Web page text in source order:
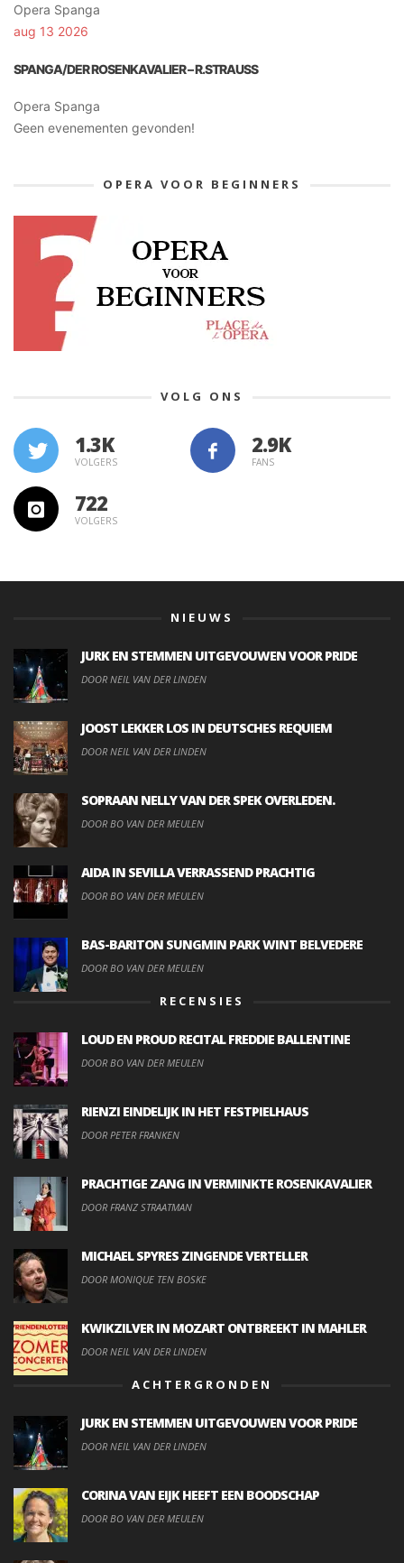
Opera Spanga
aug 13 2026
SPANGA/DER ROSENKAVALIER – R.STRAUSS
Opera Spanga
Geen evenementen gevonden!
OPERA VOOR BEGINNERS
VOLG ONS
1.3K
VOLGERS FANS
722
VOLGERS
NIEUWS
JURK EN STEMMEN UITGEVOUWEN VOOR PRIDE
DOOR NEIL VAN DER LINDEN
JOOST LEKKER LOS IN DEUTSCHES REQUIEM
DOOR NEIL VAN DER LINDEN
SOPRAAN NELLY VAN DER SPEK OVERLEDEN.
DOOR BO VAN DER MEULEN
AIDA IN SEVILLA VERRASSEND PRACHTIG
DOOR BO VAN DER MEULEN
BAS-BARITON SUNGMIN PARK WINT BELVEDERE
DOOR BO VAN DER MEULEN
RECENSIES
LOUD EN PROUD RECITAL FREDDIE BALLENTINE
DOOR BO VAN DER MEULEN
RIENZI EINDELIJK IN HET FESTPIELHAUS
DOOR PETER FRANKEN
PRACHTIGE ZANG IN VERMINKTE ROSENKAVALIER
DOOR FRANZ STRAATMAN
MICHAEL SPYRES ZINGENDE VERTELLER
DOOR MONIQUE TEN BOSKE
KWIKZILVER IN MOZART ONTBREEKT IN MAHLER
DOOR NEIL VAN DER LINDEN
ACHTERGRONDEN
JURK EN STEMMEN UITGEVOUWEN VOOR PRIDE
DOOR NEIL VAN DER LINDEN
CORINA VAN EIJK HEEFT EEN BOODSCHAP
DOOR BO VAN DER MEULEN